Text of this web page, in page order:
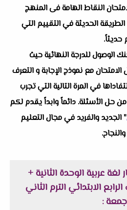
النقاط الهامة فى المنهج
الحديثة في التقييم التي
حديثاً.
الوصول للدرجة النهائية حيث
مع نموذج الإجابة و التعرف
في المرة التالية التي تجرب
من حل الأسئلة. دائماً وابداً يقدم لكم
" الجديد والفريد في مجال التعليم
لغة عربية الوحدة الثانية +
الابتدائي الترم الثاني
: